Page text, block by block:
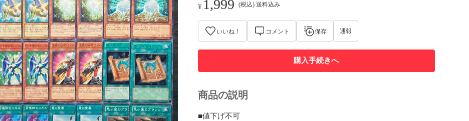
¥ 1,999 (税込) 送料込み
いいね！ コメント 保存 通報
購入手続きへ
商品の説明
■値下げ不可